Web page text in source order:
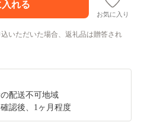
お気に入り
いただいた場合、返礼品は贈答され
配送不可地域
認後、1ヶ月程度